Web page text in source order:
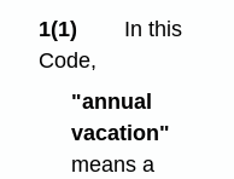
1(1)
In this
Code,
"annual
vacation"
means a